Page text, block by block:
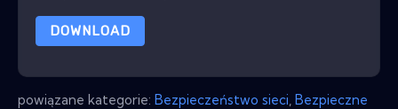
DOWNLOAD
powiązane kategorie: Bezpieczeństwo sieci Bezpieczne